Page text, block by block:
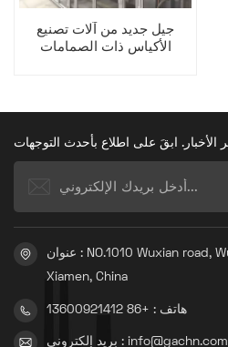
جيل جديد من آلات تصنيع
الأكياس ذات الصمامات
عنوان : NO.1010 Wuxian road, Wuxian Town Tong'an District,
Xiamen, China
هاتف : +86 13600921412
بريد إلكتروني : info@gachn.com